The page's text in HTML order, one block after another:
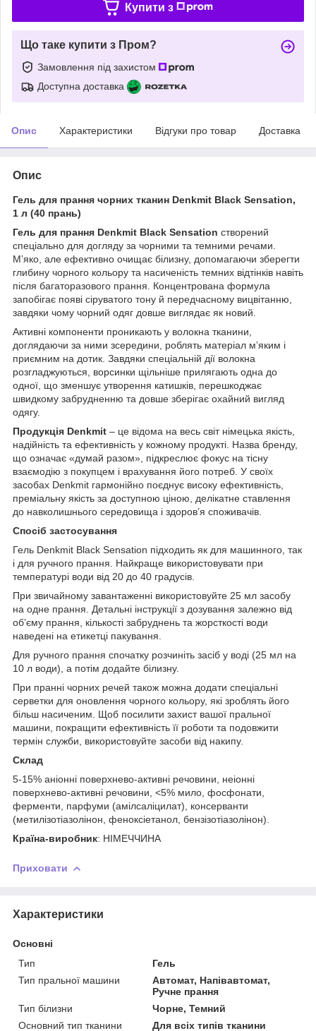
Купити з
Що таке купити з Пром?
Замовлення під захистом
Доступна доставка
Опис Характеристики Відгуки про товар Доставка
Опис
Гель для прання чорних тканин Denkmit Black Sensation,
1 л (40 прань)
Гель для прання Denkmit Black Sensation створений
спеціально для догляду за чорними та темними речами.
М’яко, але ефективно очищає білизну, допомагаючи зберегти
глибину чорного кольору та насиченість темних відтінків навіть
після багаторазового прання. Концентрована формула
запобігає появі сіруватого тону й передчасному вицвітанню,
завдяки чому чорний одяг довше виглядає як новий.
Активні компоненти проникають у волокна тканини,
доглядаючи за ними зсередини, роблять матеріал м’яким і
приємним на дотик. Завдяки спеціальній дії волокна
розгладжуються, ворсинки щільніше прилягають одна до
одної, що зменшує утворення катишків, перешкоджає
швидкому забрудненню та довше зберігає охайний вигляд
одягу.
Продукція Denkmit – це відома на весь світ німецька якість,
надійність та ефективність у кожному продукті. Назва бренду,
що означає «думай разом», підкреслює фокус на тісну
взаємодію з покупцем і врахування його потреб. У своїх
засобах Denkmit гармонійно поєднує високу ефективність,
преміальну якість за доступною ціною, делікатне ставлення
до навколишнього середовища і здоров’я споживачів.
Спосіб застосування
Гель Denkmit Black Sensation підходить як для машинного, так
і для ручного прання. Найкраще використовувати при
температурі води від 20 до 40 градусів.
При звичайному завантаженні використовуйте 25 мл засобу
на одне прання. Детальні інструкції з дозування залежно від
об’єму прання, кількості забруднень та жорсткості води
наведені на етикетці пакування.
Для ручного прання спочатку розчиніть засіб у воді (25 мл на
10 л води), а потім додайте білизну.
При пранні чорних речей також можна додати спеціальні
серветки для оновлення чорного кольору, які зроблять його
більш насиченим. Щоб посилити захист вашої пральної
машини, покращити ефективність її роботи та подовжити
термін служби, використовуйте засоби від накипу.
Склад
5-15% аніонні поверхнево-активні речовини, неіонні
поверхнево-активні речовини, <5% мило, фосфонати,
ферменти, парфуми (амілсаліцилат), консерванти
(метилізотіазолінон, феноксіетанол, бензізотіазолінон).
Країна-виробник: НІМЕЧЧИНА
Приховати
Характеристики
Основні
Тип
Гель
Тип пральної машини
Автомат, Напівавтомат,
Ручне прання
Тип білизни
Чорне, Темний
Основний тип тканини
Для всіх типів тканини